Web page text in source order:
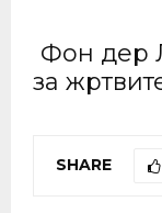
Фон дер
за
SHARE